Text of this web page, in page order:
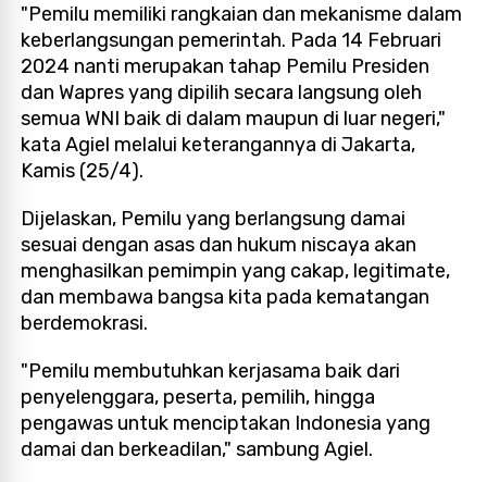
"Pemilu memiliki rangkaian dan mekanisme dalam
keberlangsungan pemerintah. Pada 14 Februari
2024 nanti merupakan tahap Pemilu Presiden
dan Wapres yang dipilih secara langsung oleh
semua WNI baik di dalam maupun di luar negeri,"
kata Agiel melalui keterangannya di Jakarta,
Kamis (25/4).
Dijelaskan, Pemilu yang berlangsung damai
sesuai dengan asas dan hukum niscaya akan
menghasilkan pemimpin yang cakap, legitimate,
dan membawa bangsa kita pada kematangan
berdemokrasi.
"Pemilu membutuhkan kerjasama baik dari
penyelenggara, peserta, pemilih, hingga
pengawas untuk menciptakan Indonesia yang
damai dan berkeadilan," sambung Agiel.